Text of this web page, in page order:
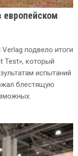
европейском
подвело итоги
Test», который
испытаний
блестящую